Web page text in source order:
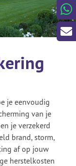
je eenvoudig
van je
je verzekerd
brand, storm,
af op jouw
herstelkosten